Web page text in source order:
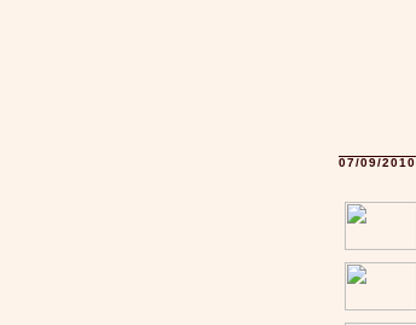
07/09/2010